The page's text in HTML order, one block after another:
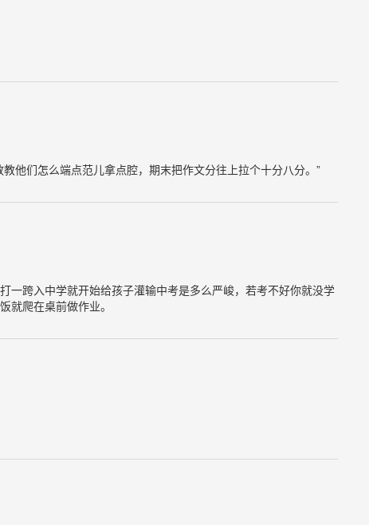
他们怎么端点范儿拿点腔，期末把作文分往上拉个十分八分。”
一跨入中学就开始给孩子灌输中考是多么严峻，若考不好你就没学
就爬在桌前做作业。